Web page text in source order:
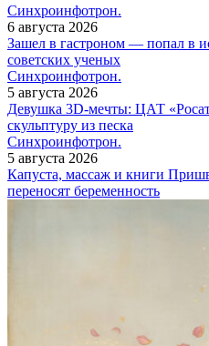
Синхроинфотрон.
6 августа 2026
Зашел в гастроном — попал в
советских ученых
Синхроинфотрон.
5 августа 2026
Девушка 3D-мечты: ЦАТ
скульптуру из песка
Синхроинфотрон.
5 августа 2026
Капуста, массаж и книги
переносят беременность